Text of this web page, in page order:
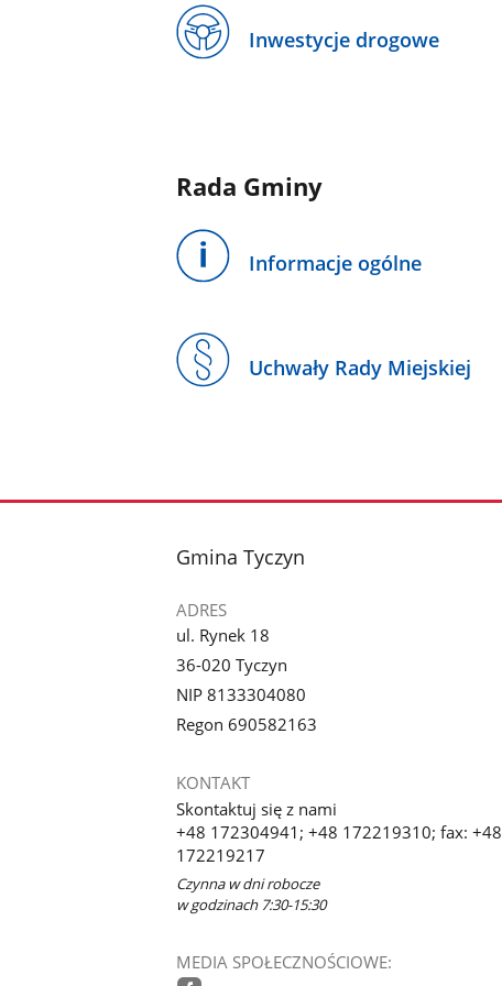
Inwestycje drogowe
Rada Gminy
Informacje ogólne
Uchwały Rady Miejskiej
stopka
Gmina Tyczyn
ADRES
ul. Rynek 18
36-020 Tyczyn
NIP 8133304080
Regon 690582163
KONTAKT
Skontaktuj się z nami
+48 172304941; +48 172219310; fax: +48
172219217
Czynna w dni robocze
w godzinach 7:30-15:30
MEDIA SPOŁECZNOŚCIOWE: